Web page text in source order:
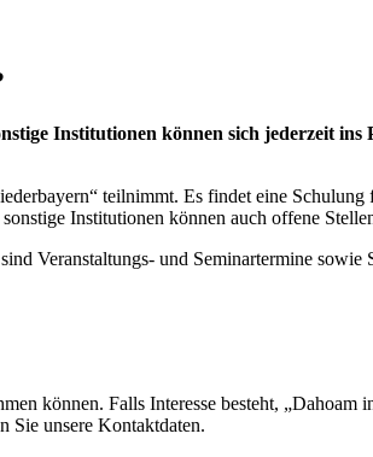
Institutionen können sich jederzeit ins
teilnimmt. Es findet eine
Institutionen können auch offene
Veranstaltungs- und Seminartermine
können. Falls Interesse besteht,
Sie unsere Kontaktdaten.